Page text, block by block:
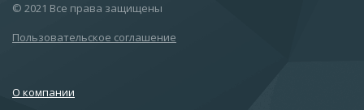
© 2021 Все права защищены
Пользовательское соглашение
О компании